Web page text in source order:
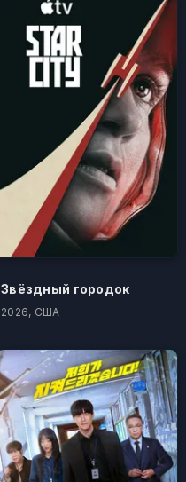
Звёздный городок
2026, США